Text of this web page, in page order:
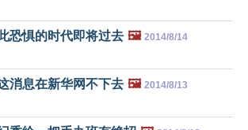
恐惧的时代即将过去 🖼️ 2014/8/14
消息在新华网不下去 🖼️ 2014/8/13